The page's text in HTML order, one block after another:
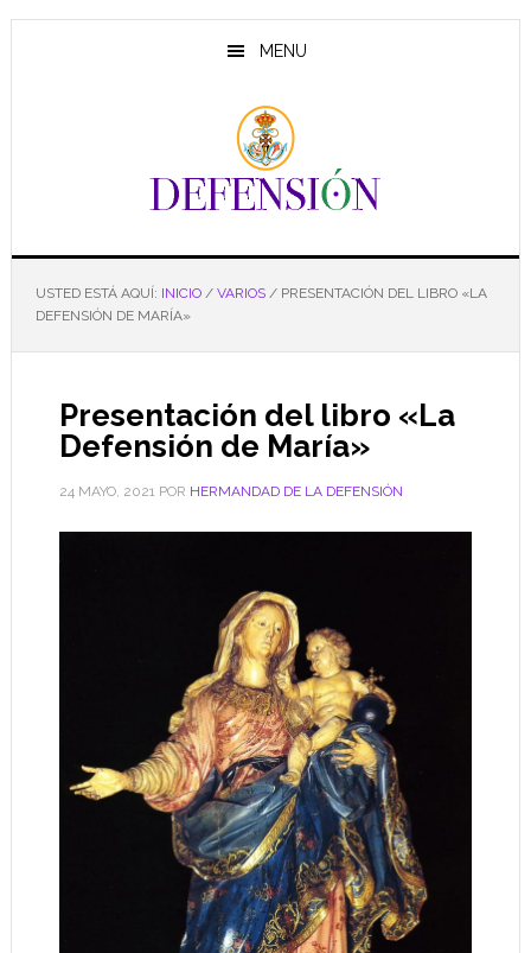
Saltar
Saltar
Saltar
MENU
USTED ESTÁ AQUÍ: INICIO / VARIOS /PRESENTACIÓN DEL LIBRO «LA
DEFENSIÓN DE MARÍA»
Presentación del libro «La
Defensión de María»
24 MAYO, 2021POR HERMANDAD DE LA DEFENSIÓN